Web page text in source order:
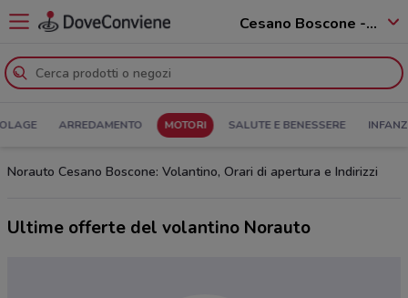
Cesano Boscone - 20090
ARREDAMENTO MOTORI SALUTE E BENESSERE
Norauto Cesano Boscone: Volantino, Orari di apertura e Indirizzi
Ultime offerte del volantino Norauto